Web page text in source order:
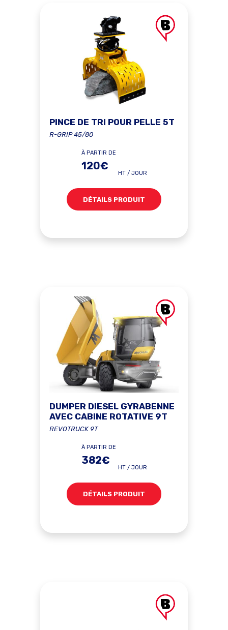
PINCE DE TRI POUR PELLE 5T
R-GRIP 45/80
À PARTIR DE
120€
HT / JOUR
DÉTAILS PRODUIT
DUMPER DIESEL GYRABENNE
AVEC CABINE ROTATIVE 9T
REVOTRUCK 9T
À PARTIR DE
382€
HT / JOUR
DÉTAILS PRODUIT